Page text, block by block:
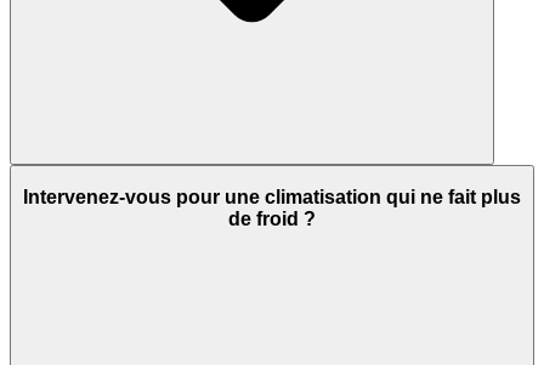
Intervenez-vous pour une climatisation qui ne fait plus
de froid ?